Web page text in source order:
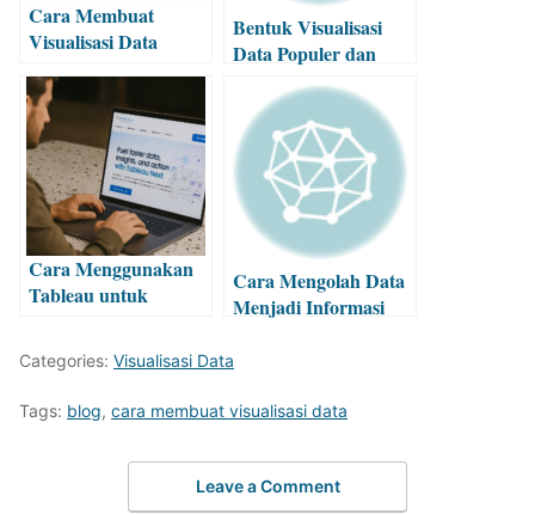
Cara Membuat
Visualisasi Data
Bentuk Visualisasi
Data Populer dan
Menggunakannya
Cara Menggunakan
Tableau untuk
Visualisasi Data
Cara Mengolah Data
Menjadi Informasi
Categories: Visualisasi Data
Tags: blog, cara membuat visualisasi data
Leave a Comment